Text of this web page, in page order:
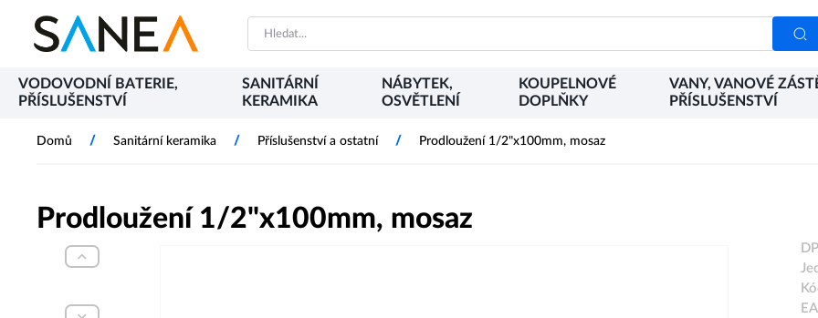
VODOVODNÍ BATERIE,
PŘÍSLUŠENSTVÍ
SANITÁRNÍ
KERAMIKA
NÁBYTEK,
OSVĚTLENÍ
KOUPELNOVÉ
DOPLŇKY
VANY, VANOVÉ
PŘÍSLUŠENSTVÍ
Domů / Sanitární keramika / Příslušenství a ostatní / Prodloužení 1/2"x100mm, mosaz
Prodloužení 1/2"x100mm, mosaz